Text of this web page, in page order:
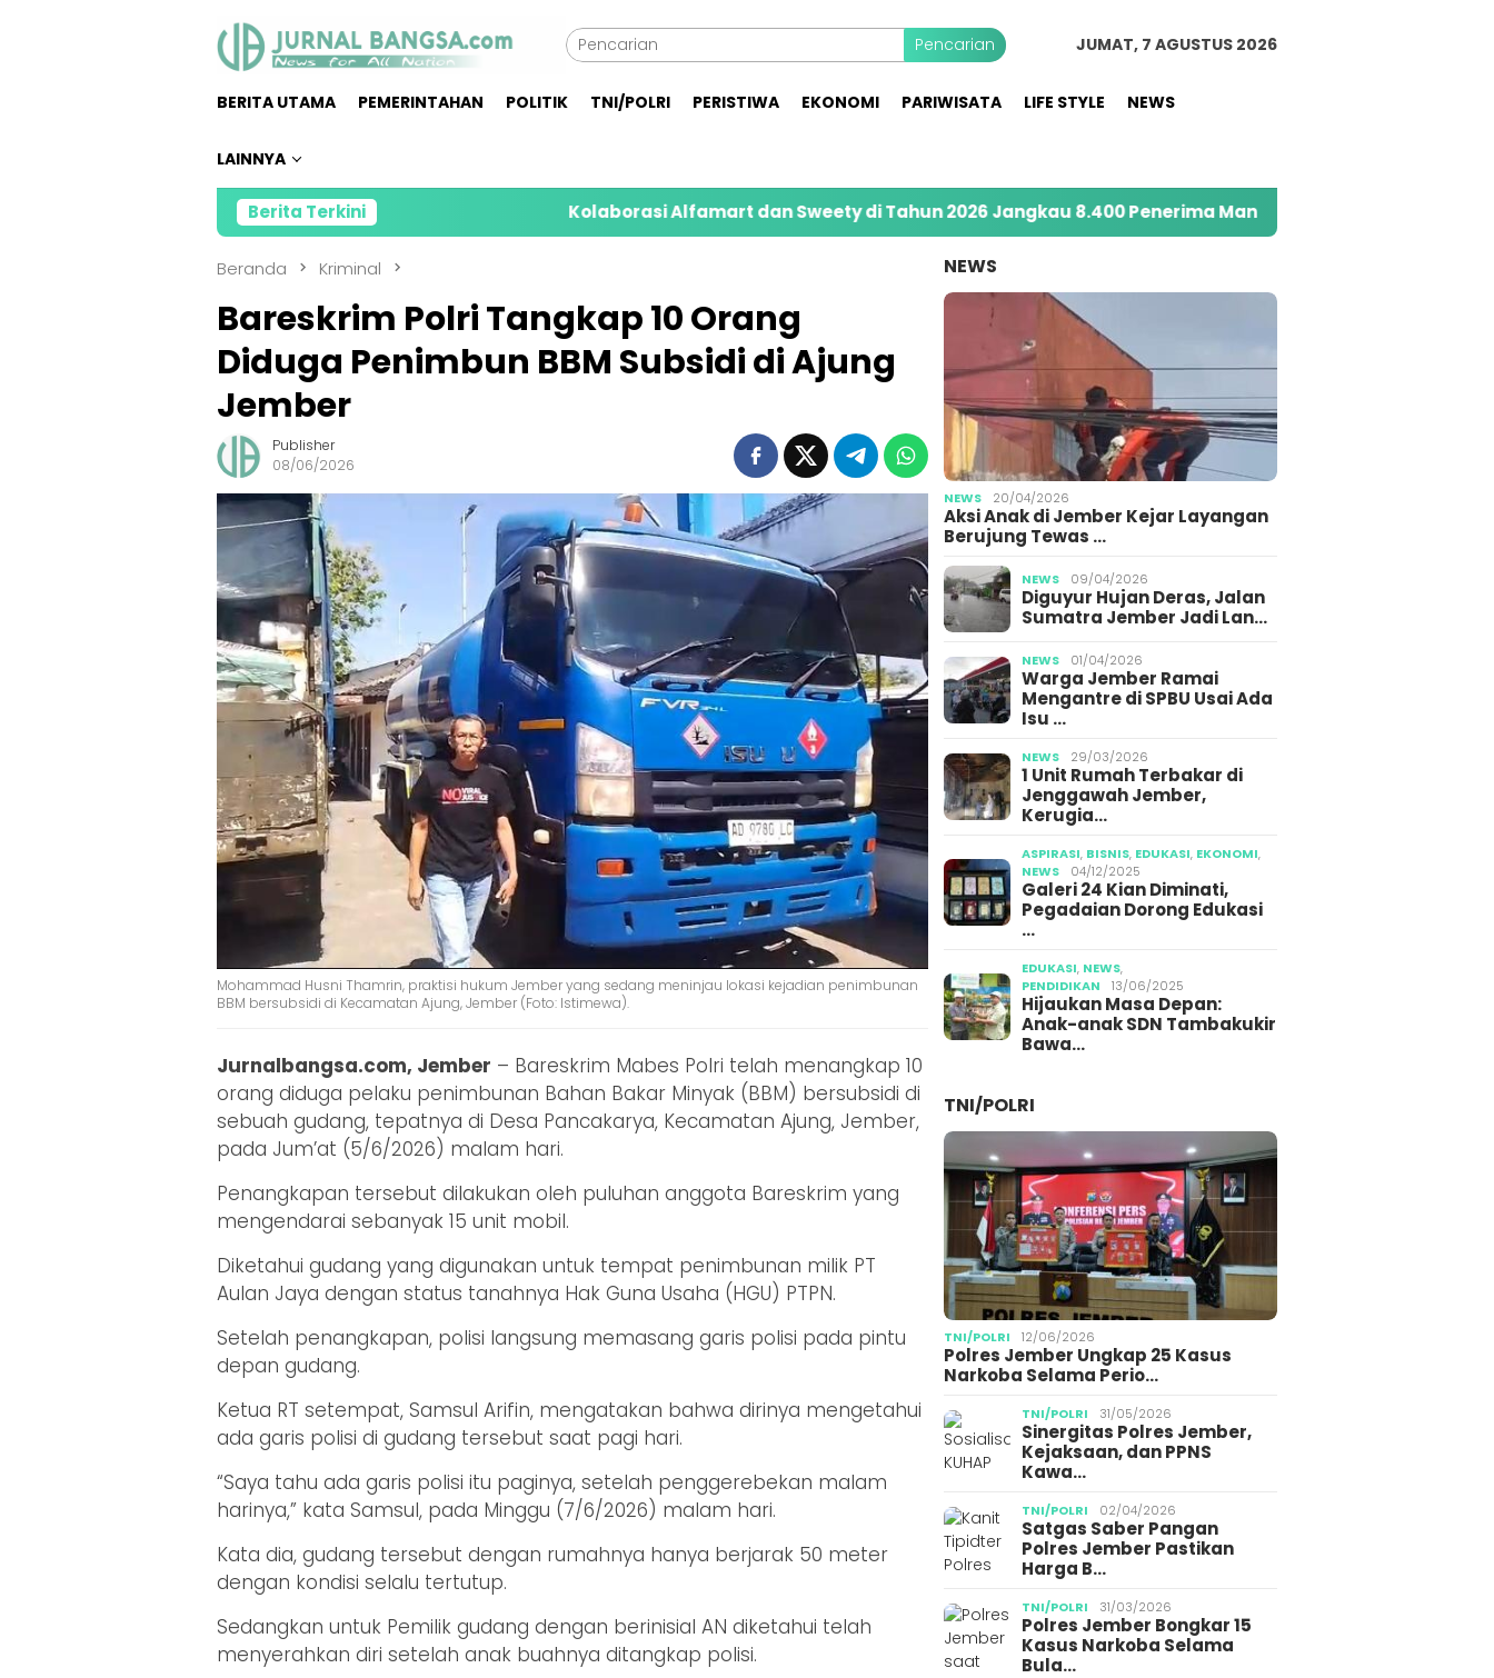
Pencarian JUMAT, 7 AGUSTUS 2026
BERITA UTAMA PEMERINTAHAN POLITIK TNI/POLRI PERISTIWA EKONOMI PARIWISATA LIFE STYLE NEWS
LAINNYA
Berita Terkini Kolaborasi Alfamart dan Sweety di Tahun 2026 Jangkau 8.400 Penerima Manfaat melalui Program Sahabat
Beranda Kriminal
Bareskrim Polri Tangkap 10 Orang
Diduga Penimbun BBM Subsidi di Ajung
Jember
Publisher
08/06/2026
Mohammad Husni Thamrin, praktisi hukum Jember yang sedang meninjau lokasi kejadian penimbunan
BBM bersubsidi di Kecamatan Ajung, Jember (Foto: Istimewa).
Jurnalbangsa.com, Jember – Bareskrim Mabes Polri telah menangkap 10
orang diduga pelaku penimbunan Bahan Bakar Minyak (BBM) bersubsidi di
sebuah gudang, tepatnya di Desa Pancakarya, Kecamatan Ajung, Jember,
pada Jum’at (5/6/2026) malam hari.
Penangkapan tersebut dilakukan oleh puluhan anggota Bareskrim yang
mengendarai sebanyak 15 unit mobil.
Diketahui gudang yang digunakan untuk tempat penimbunan milik PT
Aulan Jaya dengan status tanahnya Hak Guna Usaha (HGU) PTPN.
Setelah penangkapan, polisi langsung memasang garis polisi pada pintu
depan gudang.
Ketua RT setempat, Samsul Arifin, mengatakan bahwa dirinya mengetahui
ada garis polisi di gudang tersebut saat pagi hari.
“Saya tahu ada garis polisi itu paginya, setelah penggerebekan malam
harinya,” kata Samsul, pada Minggu (7/6/2026) malam hari.
Kata dia, gudang tersebut dengan rumahnya hanya berjarak 50 meter
dengan kondisi selalu tertutup.
Sedangkan untuk Pemilik gudang dengan berinisial AN diketahui telah
menyerahkan diri setelah anak buahnya ditangkap polisi.
NEWS
NEWS 20/04/2026
Aksi Anak di Jember Kejar Layangan
Berujung Tewas …
NEWS 09/04/2026
Diguyur Hujan Deras, Jalan
Sumatra Jember Jadi Lan…
NEWS 01/04/2026
Warga Jember Ramai
Mengantre di SPBU Usai Ada
Isu …
NEWS 29/03/2026
1 Unit Rumah Terbakar di
Jenggawah Jember,
Kerugia…
ASPIRASI, BISNIS, EDUKASI, EKONOMI,
NEWS
04/12/2025
Galeri 24 Kian Diminati,
Pegadaian Dorong Edukasi
…
EDUKASI, NEWS,
PENDIDIKAN
13/06/2025
Hijaukan Masa Depan:
Anak-anak SDN Tambakukir
Bawa…
TNI/POLRI
TNI/POLRI 12/06/2026
Polres Jember Ungkap 25 Kasus
Narkoba Selama Perio…
TNI/POLRI 31/05/2026
Sinergitas Polres Jember,
Kejaksaan, dan PPNS
Kawa…
TNI/POLRI 02/04/2026
Satgas Saber Pangan
Polres Jember Pastikan
Harga B…
TNI/POLRI 31/03/2026
Polres Jember Bongkar 15
Kasus Narkoba Selama
Bula…